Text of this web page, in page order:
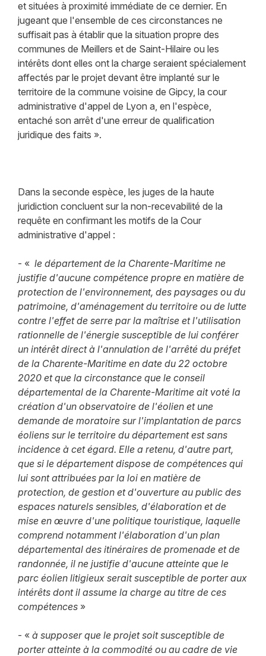
et situées à proximité immédiate de ce dernier. En
jugeant que l'ensemble de ces circonstances ne
suffisait pas à établir que la situation propre des
communes de Meillers et de Saint-Hilaire ou les
intérêts dont elles ont la charge seraient spécialement
affectés par le projet devant être implanté sur le
territoire de la commune voisine de Gipcy, la cour
administrative d'appel de Lyon a, en l'espèce,
entaché son arrêt d'une erreur de qualification
juridique des faits ».
Dans la seconde espèce, les juges de la haute
juridiction concluent sur la non-recevabilité de la
requête en confirmant les motifs de la Cour
administrative d'appel :
- « le département de la Charente-Maritime ne
justifie d'aucune compétence propre en matière de
protection de l'environnement, des paysages ou du
patrimoine, d'aménagement du territoire ou de lutte
contre l'effet de serre par la maîtrise et l'utilisation
rationnelle de l'énergie susceptible de lui conférer
un intérêt direct à l'annulation de l'arrêté du préfet
de la Charente-Maritime en date du 22 octobre
2020 et que la circonstance que le conseil
départemental de la Charente-Maritime ait voté la
création d'un observatoire de l'éolien et une
demande de moratoire sur l'implantation de parcs
éoliens sur le territoire du département est sans
incidence à cet égard. Elle a retenu, d'autre part,
que si le département dispose de compétences qui
lui sont attribuées par la loi en matière de
protection, de gestion et d'ouverture au public des
espaces naturels sensibles, d'élaboration et de
mise en œuvre d'une politique touristique, laquelle
comprend notamment l'élaboration d'un plan
départemental des itinéraires de promenade et de
randonnée, il ne justifie d'aucune atteinte que le
parc éolien litigieux serait susceptible de porter aux
intérêts dont il assume la charge au titre de ces
compétences»
- « à supposer que le projet soit susceptible de
porter atteinte à la commodité ou au cadre de vie